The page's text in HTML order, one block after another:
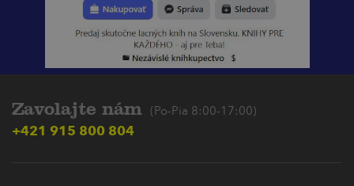
Zavolajte nám (Po-Pia 8:00-17:00)
+421 915 800 804